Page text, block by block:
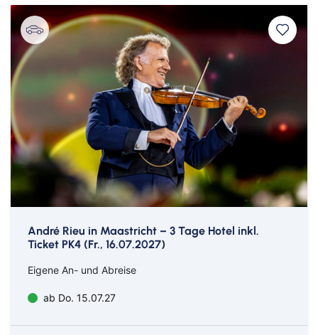
André Rieu in Maastricht – 3 Tage Hotel inkl.
Ticket PK4 (Fr., 16.07.2027)
Eigene An- und Abreise
ab Do. 15.07.27